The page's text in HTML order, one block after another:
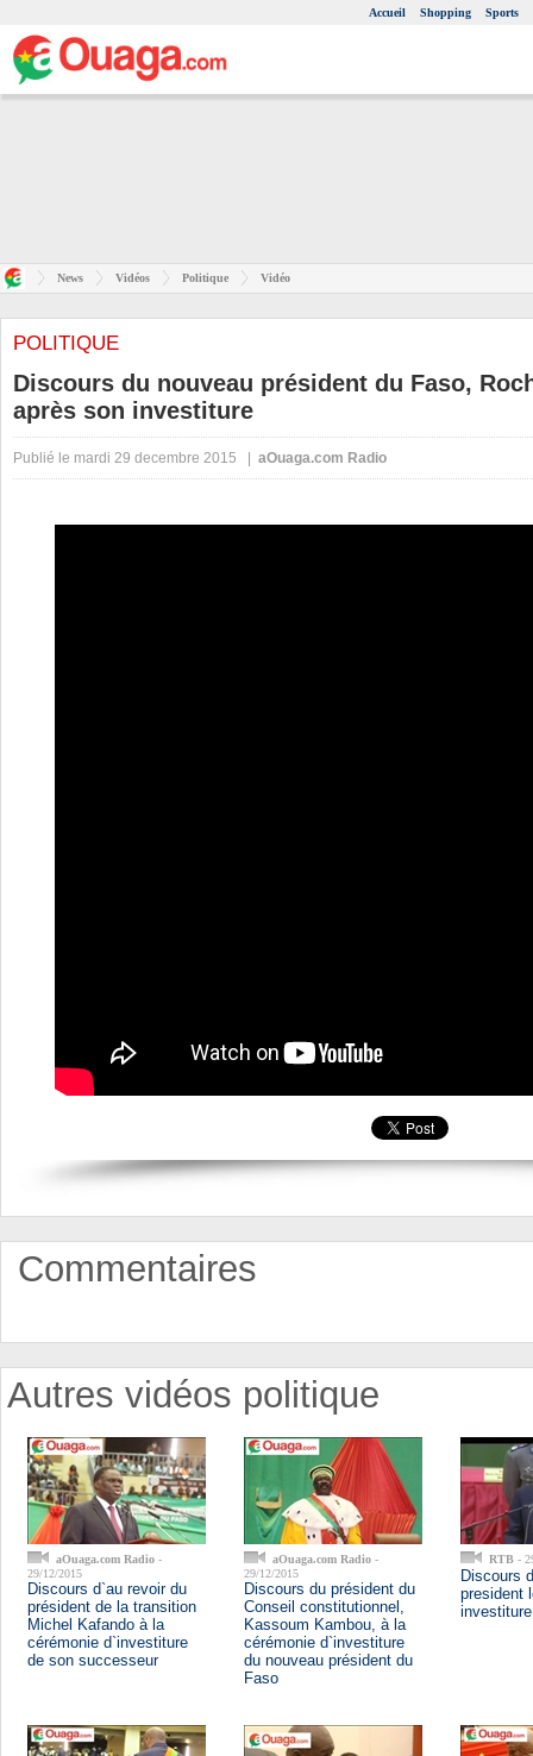
Accueil Shopping Sports
News Vidéos Politique Vidéo
POLITIQUE
Discours du nouveau président du Faso,
après son investiture
Publié le mardi 29 decembre 2015 | aOuaga.com Radio
Commentaires
Autres vidéos politique
aOuaga.com Radio -
29/12/2015
Discours d`au revoir du
président de la transition
Michel Kafando à la
cérémonie d`investiture
de son successeur
aOuaga.com Radio -
29/12/2015
Discours du président du
Conseil constitutionnel,
Kassoum Kambou, à la
cérémonie d`investiture
du nouveau président du
Faso
RTB -
Discours
president
investiture